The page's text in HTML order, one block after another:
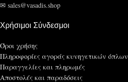
✉ sales@vasadis.shop
Χρήσιμοι Σύνδεσμοι
Όροι χρήσης
Πληροφορίες αγοράς κυνηγετικών όπλων
Παραγγελίες και πληρωμές
Αποστολές και παραδόσεις